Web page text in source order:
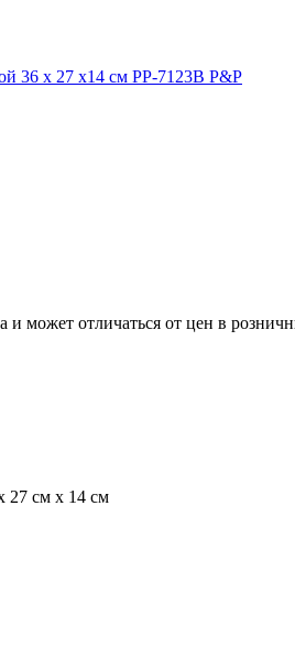
и может отличаться от цен в
27 см х 14 см